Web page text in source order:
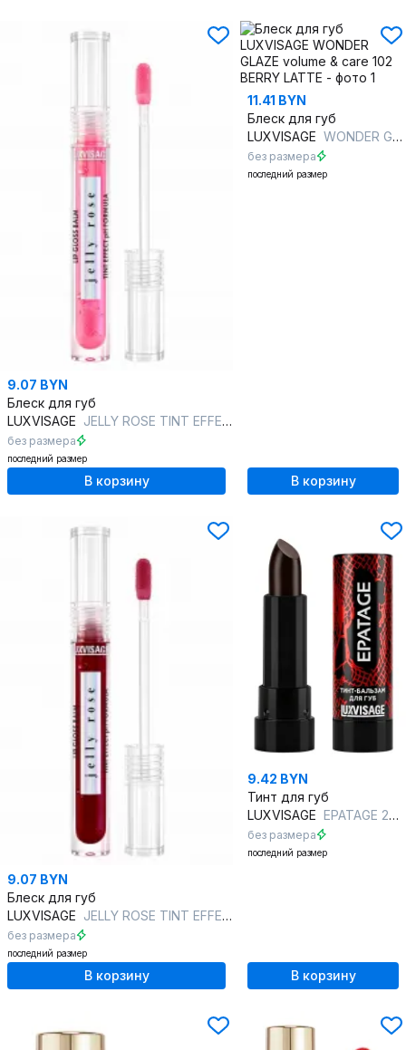
9.07 BYN
Блеск для губ
LUXVISAGE JELLY ROSE TINT EFFECT pH FORMULA 01 rosewater
без размера
последний размер
В корзину
11.41 BYN
Блеск для губ
LUXVISAGE WONDER GLAZE volume & care 102 BERRY LATTE
без размера
последний размер
В корзину
9.07 BYN
Блеск для губ
LUXVISAGE JELLY ROSE TINT EFFECT pH FORMULA 03 dark rose
без размера
последний размер
В корзину
9.42 BYN
Тинт для губ
LUXVISAGE EPATAGE 204 Ice Brown
без размера
последний размер
В корзину